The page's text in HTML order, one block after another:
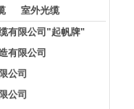
室外光缆
有限公司"起帆牌"
有限公司
公司
公司